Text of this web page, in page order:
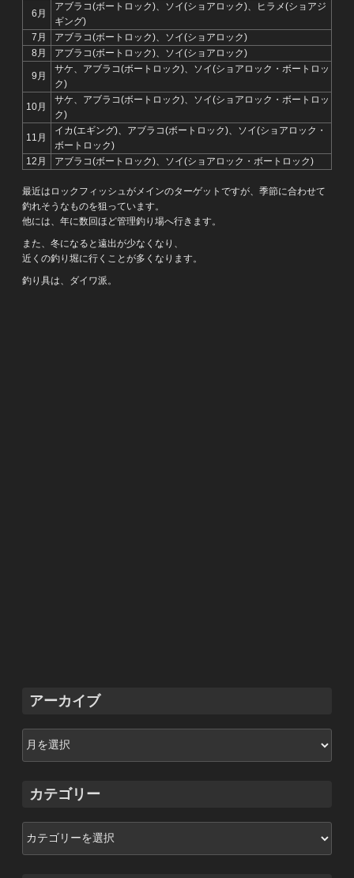
6月
アブラコ(ボートロック)、ソイ(ショアロック)、ヒラメ(ショアジ
ギング)
7月
アブラコ(ボートロック)、ソイ(ショアロック)
8月
アブラコ(ボートロック)、ソイ(ショアロック)
9月
サケ、アブラコ(ボートロック)、ソイ(ショアロック・ボートロッ
ク)
10月
サケ、アブラコ(ボートロック)、ソイ(ショアロック・ボートロッ
ク)
11月
イカ(エギング)、アブラコ(ボートロック)、ソイ(ショアロック・
ボートロック)
12月
アブラコ(ボートロック)、ソイ(ショアロック・ボートロック)
最近はロックフィッシュがメインのターゲットですが、季節に合わせて
釣れそうなものを狙っています。
他には、年に数回ほど管理釣り場へ行きます。
また、冬になると遠出が少なくなり、
近くの釣り堀に行くことが多くなります。
釣り具は、ダイワ派。
アーカイブ
ー
カ
カテゴリー
テ
ゴ